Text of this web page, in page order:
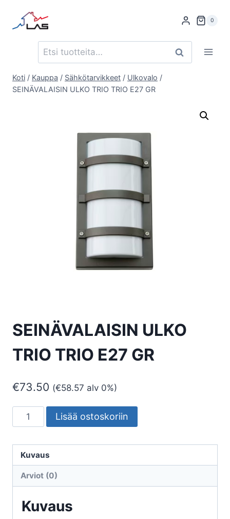
sisältöön
0
Etsi: Haku
Koti / Kauppa / Sähkötarvikkeet / Ulkovalo /
SEINÄVALAISIN ULKO TRIO TRIO E27 GR
SEINÄVALAISIN ULKO
TRIO TRIO E27 GR
€73.50 (€58.57 alv 0%)
SEINÄVALAISIN
ULKO
TRIO
E27
Lisää ostoskoriin
Kuvaus
Arviot (0)
Kuvaus